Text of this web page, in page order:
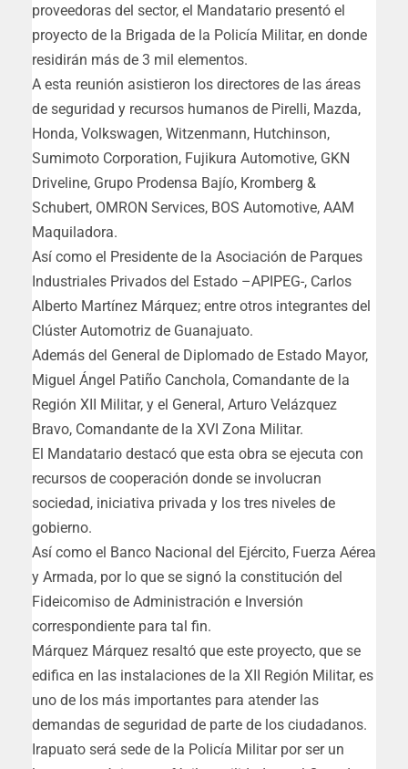
proveedoras del sector, el Mandatario presentó el
proyecto de la Brigada de la Policía Militar, en donde
residirán más de 3 mil elementos.
A esta reunión asistieron los directores de las áreas
de seguridad y recursos humanos de Pirelli, Mazda,
Honda, Volkswagen, Witzenmann, Hutchinson,
Sumimoto Corporation, Fujikura Automotive, GKN
Driveline, Grupo Prodensa Bajío, Kromberg &
Schubert, OMRON Services, BOS Automotive, AAM
Maquiladora.
Así como el Presidente de la Asociación de Parques
Industriales Privados del Estado –APIPEG-, Carlos
Alberto Martínez Márquez; entre otros integrantes del
Clúster Automotriz de Guanajuato.
Además del General de Diplomado de Estado Mayor,
Miguel Ángel Patiño Canchola, Comandante de la
Región XII Militar, y el General, Arturo Velázquez
Bravo, Comandante de la XVI Zona Militar.
El Mandatario destacó que esta obra se ejecuta con
recursos de cooperación donde se involucran
sociedad, iniciativa privada y los tres niveles de
gobierno.
Así como el Banco Nacional del Ejército, Fuerza Aérea
y Armada, por lo que se signó la constitución del
Fideicomiso de Administración e Inversión
correspondiente para tal fin.
Márquez Márquez resaltó que este proyecto, que se
edifica en las instalaciones de la XII Región Militar, es
uno de los más importantes para atender las
demandas de seguridad de parte de los ciudadanos.
Irapuato será sede de la Policía Militar por ser un